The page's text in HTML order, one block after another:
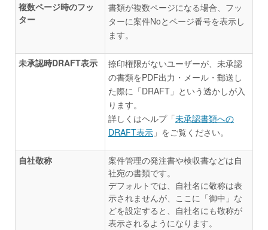
複数ページ時のフッ
ター
書類が複数ページになる場合、フッ
ターに案件Noとページ番号を表示し
ます。
未承認時DRAFT表示
捺印権限がないユーザーが、未承認
の書類をPDF出力・メール・郵送し
た際に「DRAFT」という透かしが入
ります。
詳しくはヘルプ「未承認書類への
DRAFT表示 」をご覧ください。
自社敬称
案件管理の発注書や検収書などは自
社宛の書類です。
デフォルトでは、自社名に敬称は表
示されませんが、ここに「御中」な
どを設定すると、自社名にも敬称が
表示されるようになります。